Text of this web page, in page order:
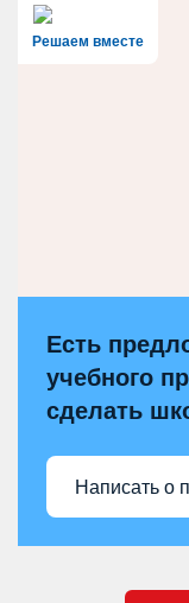
Решаем вместе
Есть
учебного
сделать
Написать о